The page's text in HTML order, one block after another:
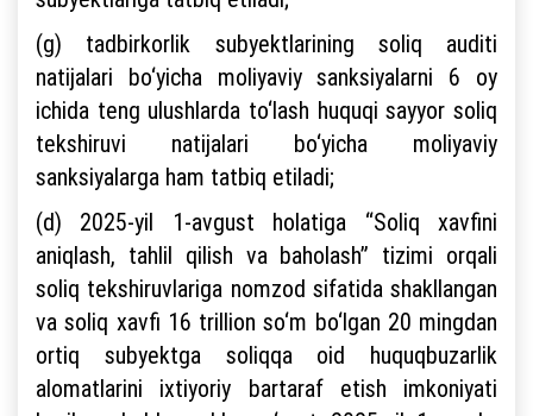
(g) tadbirkorlik subyektlarining soliq auditi
natijalari bo‘yicha moliyaviy sanksiyalarni 6 oy
ichida teng ulushlarda to‘lash huquqi sayyor soliq
tekshiruvi natijalari bo‘yicha moliyaviy
sanksiyalarga ham tatbiq etiladi;
(d) 2025-yil 1-avgust holatiga “Soliq xavfini
aniqlash, tahlil qilish va baholash” tizimi orqali
soliq tekshiruvlariga nomzod sifatida shakllangan
va soliq xavfi 16 trillion so‘m bo‘lgan 20 mingdan
ortiq subyektga soliqqa oid huquqbuzarlik
alomatlarini ixtiyoriy bartaraf etish imkoniyati